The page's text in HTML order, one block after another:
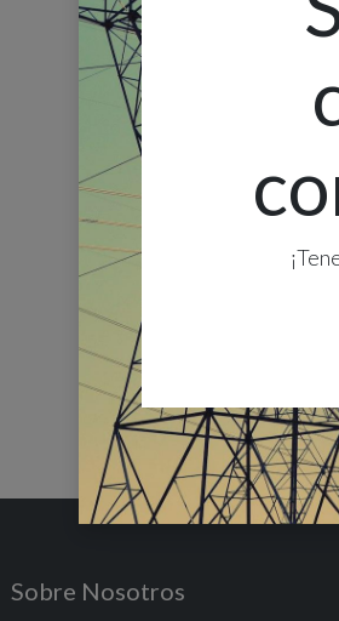
Sobre Nosotros